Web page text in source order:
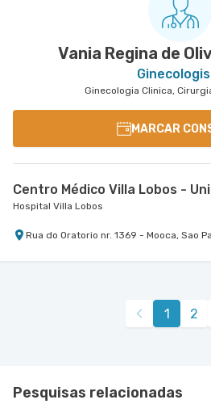
Vania Regina de
Ginecologia Clinica,
MARCAR
Centro Médico Villa Lobos -
Hospital Villa Lobos
Rua do Oratorio nr. 1369 - Mooca, Sao
1 2
Pesquisas relacionadas